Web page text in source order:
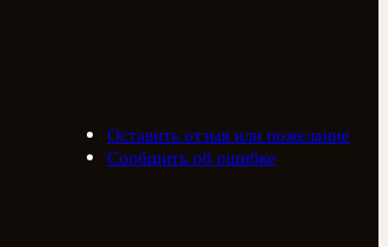
Оставить отзыв или пожелание
Сообщить об ошибке